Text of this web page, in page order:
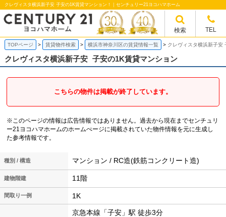
検索 TEL
クレヴィスタ横浜新子安 子安の1K賃貸マンション！｜センチュリー21ヨコハマホーム
TOPページ 賃貸物件検索 横浜市神奈川区の賃貸情報一覧 クレヴィスタ横浜新子安
クレヴィスタ横浜新子安 子安の1K賃貸マンション
こちらの物件は掲載が終了しています。
※このページの情報は広告情報ではありません。過去から現在までセンチュリ
ー21ヨコハマホームのホームぺージに掲載されていた物件情報を元に生成し
た参考情報です。
種別 / 構造 マンション / RC造(鉄筋コンクリート造)
建物階建 11階
間取り一例 1K
京急本線「子安」駅 徒歩3分